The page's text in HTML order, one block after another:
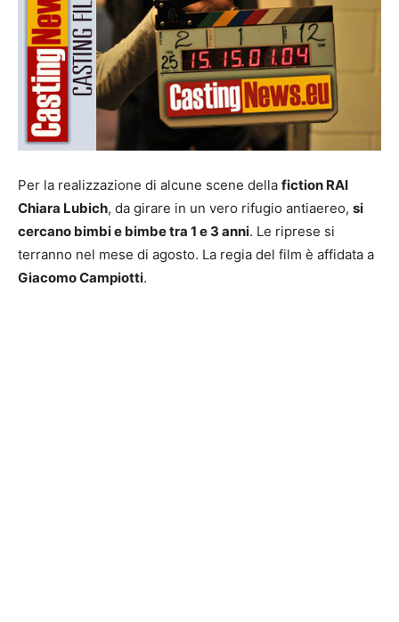
Per la realizzazione di alcune scene della fiction RAI
Chiara Lubich, da girare in un vero rifugio antiaereo, si
cercano bimbi e bimbe tra 1 e 3 anni. Le riprese si
terranno nel mese di agosto. La regia del film è affidata a
Giacomo Campiotti.